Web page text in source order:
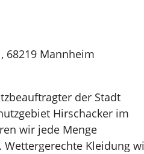
68219 Mannheim
der Stadt
Hirschacker im
wir jede Menge
Wettergerechte Kleidung